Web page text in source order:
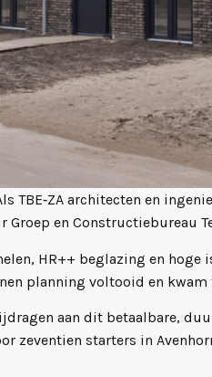
TBE‑ZA architecten en
Groep en Constructiebureau
HR++ beglazing en hoge
planning voltooid en
aan dit betaalbare,
zeventien starters in